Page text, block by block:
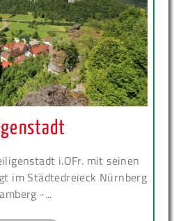
i.OFr. mit seinen
im Städtedreieck Nürnberg
-...